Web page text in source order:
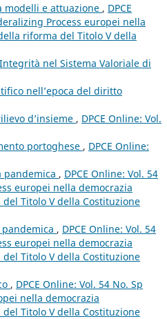
modelli e attuazione , DPCE
Process europei nella
riforma del Titolo V della
nel Sistema Valoriale di
nell’epoca del diritto
d’insieme , DPCE Online: Vol.
portoghese , DPCE Online:
pandemica , DPCE Online: Vol. 54
europei nella democrazia
Titolo V della Costituzione
, DPCE Online: Vol. 54
europei nella democrazia
Titolo V della Costituzione
, DPCE Online: Vol. 54 No. Sp
nella democrazia
Titolo V della Costituzione